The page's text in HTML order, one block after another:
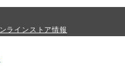
ラインストア情報